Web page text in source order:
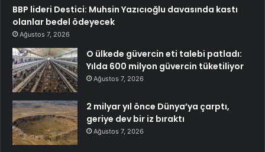
BBP lideri Destici: Muhsin Yazıcıoğlu davasında kastı
olanlar bedel ödeyecek
Ağustos 7, 2026
O ülkede güvercin eti talebi patladı:
Yılda 600 milyon güvercin tüketiliyor
Ağustos 7, 2026
2 milyar yıl önce Dünya’ya çarptı,
geriye dev bir iz bıraktı
Ağustos 7, 2026